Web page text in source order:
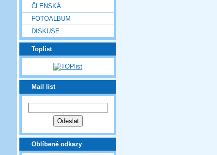
ČLENSKÁ
FOTOALBUM
DISKUSE
Toplist
Mail list
Oblíbené odkazy